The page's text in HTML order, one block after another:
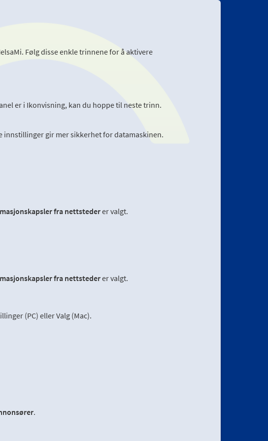
Følg disse enkle trinnene for å aktivere
er i Ikonvisning, kan du hoppe til neste trinn.
innstillinger gir mer sikkerhet for datamaskinen.
fra nettstederer valgt.
fra nettstederer valgt.
(PC) eller Valg (Mac).
.